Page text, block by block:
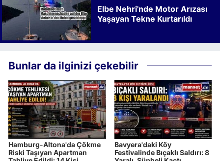
Elbe Nehri'nde Motor Arızası
Yaşayan Tekne Kurtarıldı
Bunlar da ilginizi çekebilir
Hamburg-Altona'da Çökme
Riski Taşıyan Apartman
Bavyera'daki Köy
Festivalinde Bıçaklı Saldırı: 8